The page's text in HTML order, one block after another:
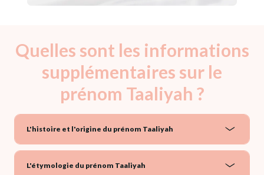
Quelles sont les informations
supplémentaires sur le
prénom Taaliyah ?
L'histoire et l'origine du prénom Taaliyah
L'étymologie du prénom Taaliyah